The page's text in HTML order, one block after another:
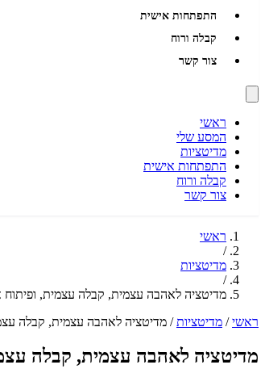
התפתחות אישית
קבלה ורוח
צור קשר
ראשי
המסע שלי
מדיטציות
התפתחות אישית
קבלה ורוח
צור קשר
ראשי
/
מדיטציות
/
מדיטציה לאהבה עצמית, קבלה עצמית,
ראשי / מדיטציות / מדיטציה לאהבה עצמית, קבלה
מדיטציה לאהבה עצמית, קבלה